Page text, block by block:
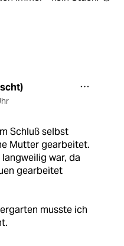
Schluß selbst
Mutter gearbeitet.
langweilig war, da
gearbeitet
musste ich